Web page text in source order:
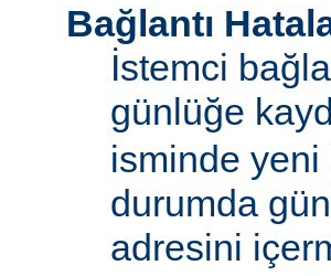
Bağlantı
İstemci
günlüğe
isminde
durumda
adresini